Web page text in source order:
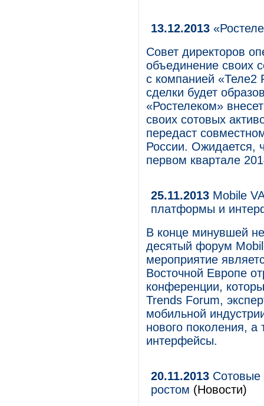
13.12.2013
Совет директоров
объединение своих
с компанией «Теле2
сделки будет
«Ростелеком»
своих сотовых
передаст
России. Ожидается,
первом квартале
25.11.2013 Mobile
платформы и
В конце минувшей
десятый форум
мероприятие
Восточной Европе
конференции,
Trends Forum,
мобильной
нового поколения,
интерфейсы.
20.11.2013 Сотовые
ростом (Новости)